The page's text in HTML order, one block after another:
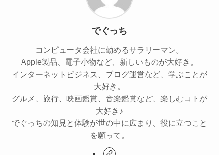
でぐっち
コンピュータ会社に勤めるサラリーマン。
Apple製品、電子小物など、新しいものが大好き。
インターネットビジネス、ブログ運営など、学ぶことが
大好き。
グルメ、旅行、映画鑑賞、音楽鑑賞など、楽しむコトが
大好き♪
でぐっちの知見と体験が世の中に広まり、役に立つこと
を願って。